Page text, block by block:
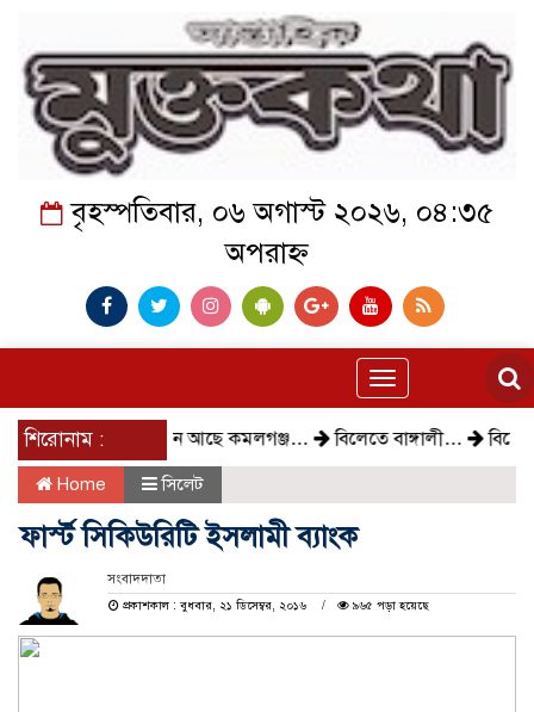
বৃহস্পতিবার, ০৬ অগাস্ট ২০২৬, ০৪:৩৫
অপরাহ্ন
Toggle
navigation
শিরোনাম :কেমন আছে কমলগঞ্জ… বিলেতে বাঙ্গালী… বিক্ষোভ,
Home সিলেট
ফার্স্ট সিকিউরিটি ইসলামী ব্যাংক
সংবাদদাতা
প্রকাশকাল : বুধবার, ২১ ডিসেম্বর, ২০১৬
৯৬৫ পড়া হয়েছে